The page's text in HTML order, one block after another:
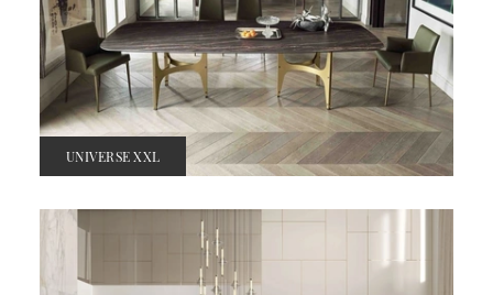
UNIVERSE XXL